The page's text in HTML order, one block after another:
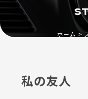
ホーム
私の友人